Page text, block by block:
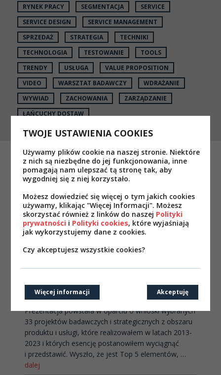
RYNEK PRACY
SEGMENTACJA
SERVICE
SERVICE DESIGN
SERVICE MANAGEMENT
SPRZEDAŻ
STRATEGIA
TECHNIKI
TECHNOLOGIA
TESTOWANIE
TOOLS
TRENDY
USŁUGA
VALUE PROPOSITION
VIDEO
WARSZTAT BADAWCZY
WDRAŻANIE
WYWIAD
ZACHOWANIA
ZARZĄDZANIE
ŁAŃCUCHY DOSTAW
Lista Przebojów Programu Klienckiego
Prezentacja powstała w oparciu o wnioski wybranych
33 projektów badawczych i strategicznych z obszaru
produktu i usługi, które realizowałem w latach 2013-
2023 i których esencję postanowiłem wyciągnąć
i przedstawić. Wyszło, że jest Top 5 elementów, …
dalej
TWOJE USTAWIENIA COOKIES
Używamy plików cookie na naszej stronie. Niektóre
z nich są niezbędne do jej funkcjonowania, inne
pomagają nam ulepszać tą stronę tak, aby
wygodniej się z niej korzystało.
Możesz dowiedzieć się więcej o tym jakich cookies
używamy, klikając "Więcej Informacji". Możesz
skorzystać również z linków do naszej Polityki
prywatności i Polityki cookies, które wyjaśniają
jak wykorzystujemy dane z cookies.
Czy akceptujesz wszystkie cookies?
Więcej informacji Akceptuję